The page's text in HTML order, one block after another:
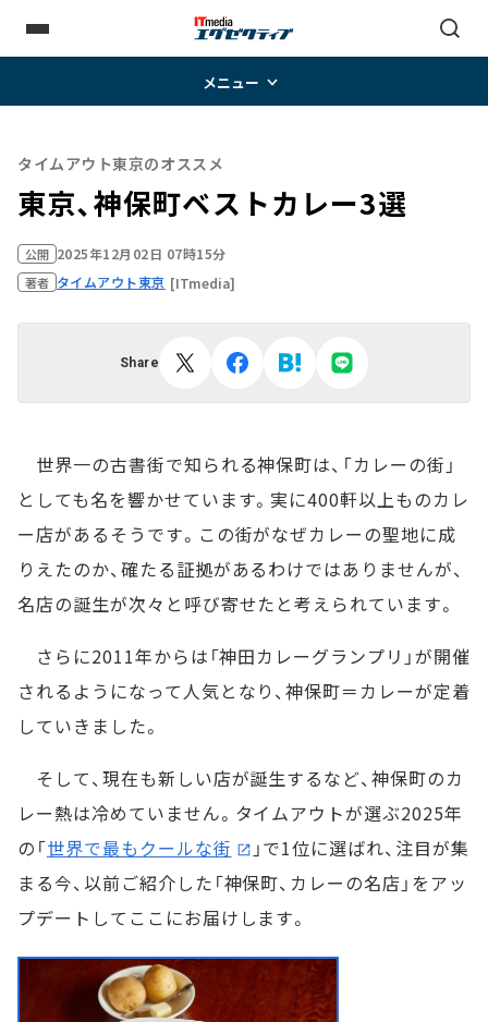
メニュー
タイムアウト東京のオススメ
東京、神保町ベストカレー3選
公開 2025年12月02日 07時15分
著者 タイムアウト東京 [ITmedia]
Share
世界一の古書街で知られる神保町は、「カレーの街」
としても名を響かせています。実に400軒以上ものカレ
ー店があるそうです。この街がなぜカレーの聖地に成
りえたのか、確たる証拠があるわけではありませんが、
名店の誕生が次々と呼び寄せたと考えられています。
さらに2011年からは「神田カレーグランプリ」が開催
されるようになって人気となり、神保町＝カレーが定着
していきました。
そして、現在も新しい店が誕生するなど、神保町のカ
レー熱は冷めていません。タイムアウトが選ぶ2025年
の「世界で最もクールな街
」で1位に選ばれ、注目が集
まる今、以前ご紹介した「神保町、カレーの名店」をアッ
プデートしてここにお届けします。